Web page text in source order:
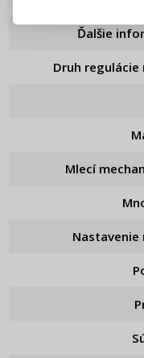
Ďalšie
Druh regulácie
Mlecí
Nastavenie